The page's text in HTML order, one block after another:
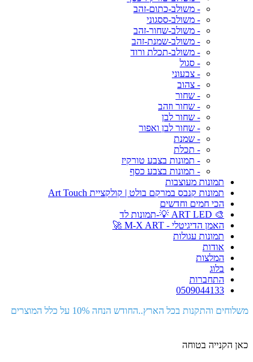
- משולב-כתום-זהב
- משולב-ססגוני
- משולב-שחור-זהב
- משולב-שמנת-זהב
- משולב-תכלת ורוד
- סגול
- צבעוני
- צהוב
- שחור
- שחור וזהב
- שחור לבן
- שחור לבן ואפור
- שמנת
- תכלת
- תמונות בצבע טורקיז
- תמונות בצבע כסף
תמונות מעוצבות
תמונות קנבס במרקם בולט | קולקציית Art Touch
הכי חמים וחדשים
🎨 ART LED 💡-תמונות לד
האמן הדיגיטלי - M-X ART 🚀
תמונות עגולות
אודות
המלצות
בלוג
התחברות
0509044133
משלוחים והתקנות בכל הארץ..החודש הנחה 10% על כלל המוצרים
כאן הקנייה בטוחה